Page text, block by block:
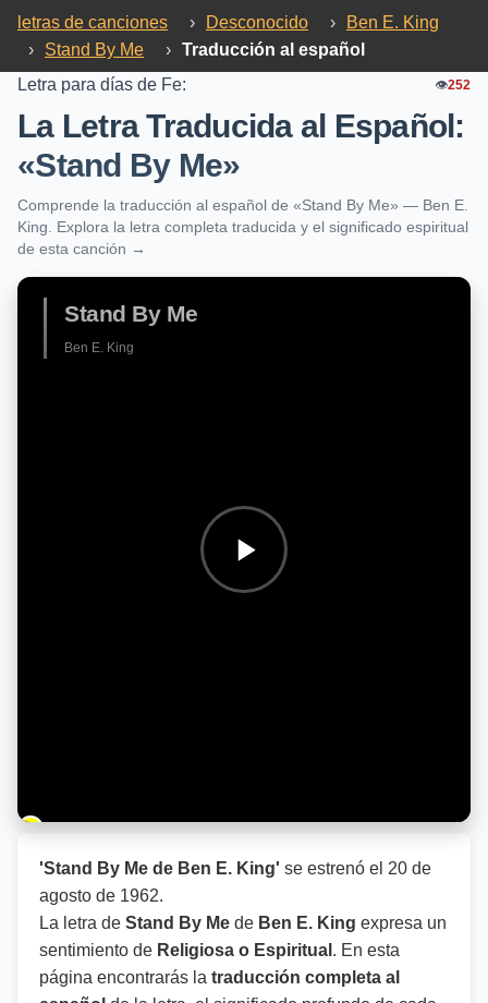
letras de canciones › Desconocido ›
Ben E. King
›
Stand By Me › Traducción al español
Letra para días de Fe:
👁️252
La Letra Traducida al Español:
«Stand By Me»
Comprende la traducción al español de «Stand By Me» — Ben E.
King. Explora la letra completa traducida y el significado espiritual
de esta canción →
Stand By Me
Ben E. King
Barra de progreso de la reproducción
'Stand By Me de Ben E. King' se estrenó el 20 de
agosto de 1962.
La letra de Stand By Me de Ben E. King expresa un
sentimiento de Religiosa o Espiritual . En esta
página encontrarás la traducción completa al